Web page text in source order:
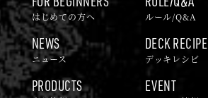
はじめての方へ
NEWS
ニュース
PRODUCTS
ルール/Q&A
DECK RECIPE
デッキレシピ
EVENT